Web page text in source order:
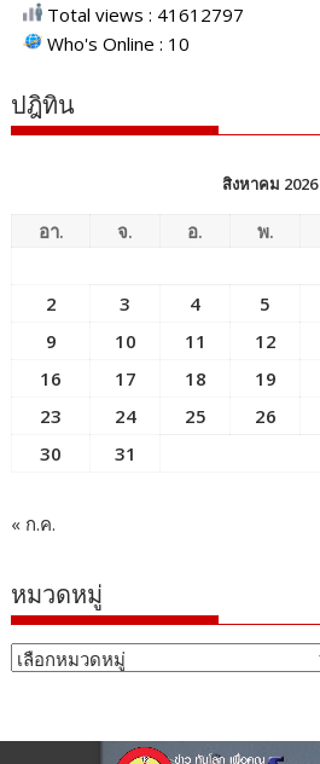
Total views : 41612797
Who's Online : 10
ปฎิทิน
สิงหาคม 2026
อา. จ. อ. พ.
2
3 4 5
9
10 11 12
16
17 18 19
23
24 25 26
30
31
« ก.ค.
หมวดหมู่
หมวด